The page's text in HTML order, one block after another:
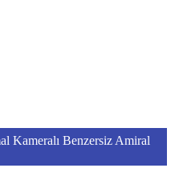
Kameralı Benzersiz Amiral